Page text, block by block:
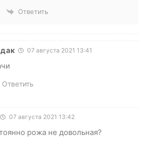
Ответить
07 августа 2021 13:41
Ответить
07 августа 2021 13:42
рожа не довольная?